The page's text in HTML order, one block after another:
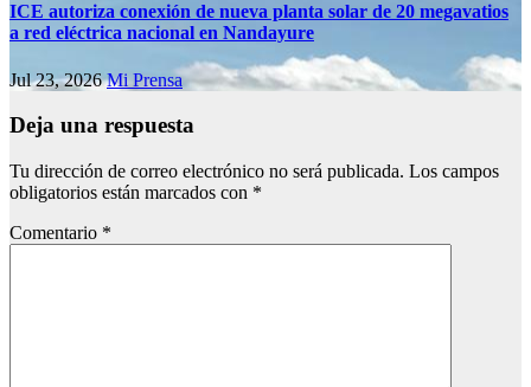
ICE autoriza conexión de nueva planta solar de 20 megavatios
a red eléctrica nacional en Nandayure
Jul 23, 2026Mi Prensa
Deja una respuesta
Tu dirección de correo electrónico no será publicada. Los campos
obligatorios están marcados con *
Comentario *